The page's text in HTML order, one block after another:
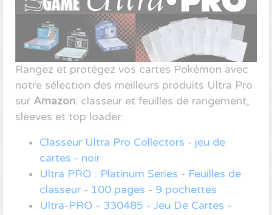
Rangez et protégez vos cartes Pokémon avec
notre sélection des meilleurs produits Ultra Pro
sur Amazon: classeur et feuilles de rangement,
sleeves et top loader:
Classeur Ultra Pro Collectors - jeu de
cartes - noir
Ultra PRO : Platinum Series - Feuilles de
classeur - 100 pages - 9 pochettes
Ultra-PRO - 330485 - Jeu De Cartes -